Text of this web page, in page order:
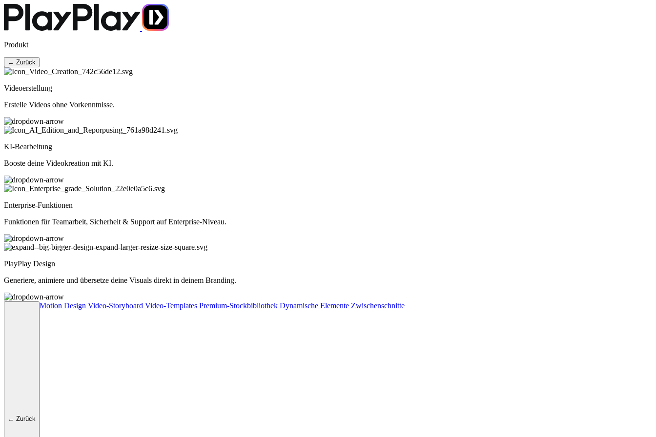
Produkt
← Zurück
Videoerstellung
Erstelle Videos ohne Vorkenntnisse.
KI-Bearbeitung
Booste deine Videokreation mit KI.
Enterprise-Funktionen
Funktionen für Teamarbeit, Sicherheit & Support auf Enterprise-Niveau.
PlayPlay Design
Generiere, animiere und übersetze deine Visuals direkt in deinem Branding.
← Zurück
Motion Design Video-Storyboard Video-Templates Premium-Stockbibliothek Dynamische Elemente Zwischenschnitte